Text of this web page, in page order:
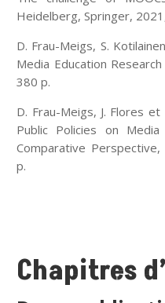
Heidelberg, Springer,
D. Frau-Meigs, S.
Media Education
380 p.
D. Frau-Meigs, J. Flores
Public Policies on
Comparative
p.
Chapitres